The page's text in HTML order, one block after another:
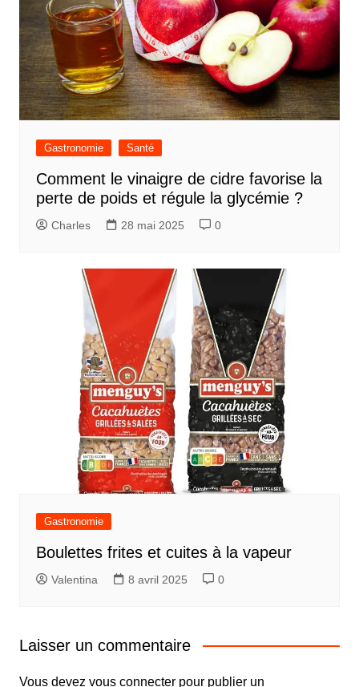
Gastronomie Santé
Comment le vinaigre de cidre favorise la
perte de poids et régule la glycémie ?
Charles 28 mai 2025 0
Gastronomie
Boulettes frites et cuites à la vapeur
Valentina 8 avril 2025 0
Laisser un commentaire
Vous devez vous connecterpour publier un